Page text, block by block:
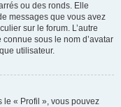
ou des ronds. Elle
messages que vous avez
sur le forum. L’autre
sous le nom d’avatar
utilisateur.
le « Profil », vous pouvez